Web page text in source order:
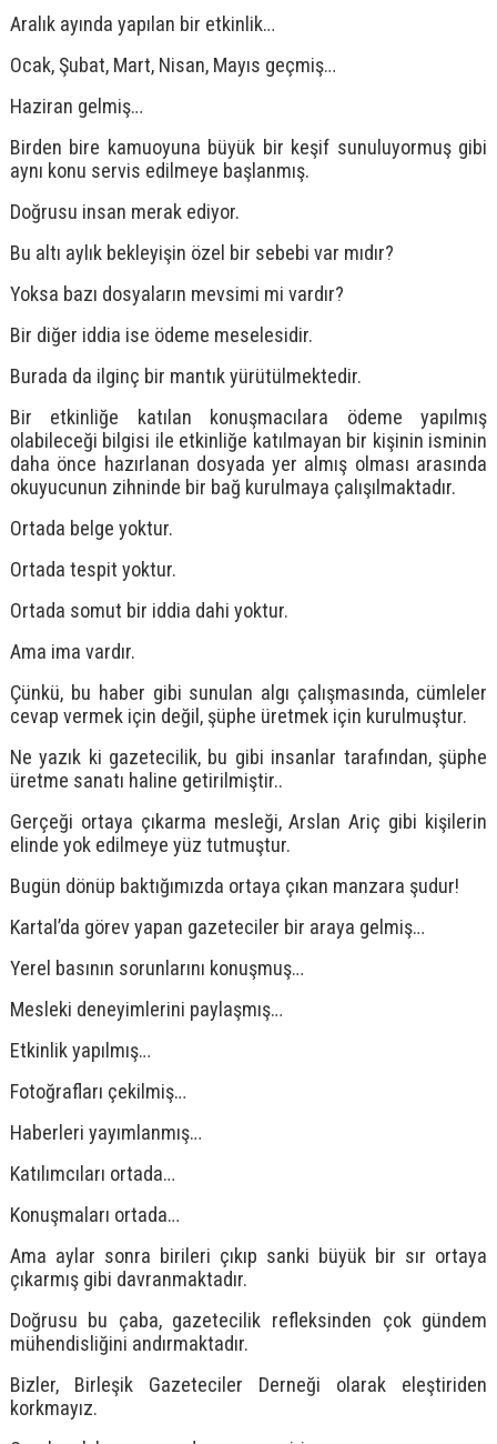
Aralık ayında yapılan bir etkinlik…
Ocak, Şubat, Mart, Nisan, Mayıs geçmiş…
Haziran gelmiş…
Birden bire kamuoyuna büyük bir keşif sunuluyormuş gibi
aynı konu servis edilmeye başlanmış.
Doğrusu insan merak ediyor.
Bu altı aylık bekleyişin özel bir sebebi var mıdır?
Yoksa bazı dosyaların mevsimi mi vardır?
Bir diğer iddia ise ödeme meselesidir.
Burada da ilginç bir mantık yürütülmektedir.
Bir etkinliğe katılan konuşmacılara ödeme yapılmış
olabileceği bilgisi ile etkinliğe katılmayan bir kişinin isminin
daha önce hazırlanan dosyada yer almış olması arasında
okuyucunun zihninde bir bağ kurulmaya çalışılmaktadır.
Ortada belge yoktur.
Ortada tespit yoktur.
Ortada somut bir iddia dahi yoktur.
Ama ima vardır.
Çünkü, bu haber gibi sunulan algı çalışmasında, cümleler
cevap vermek için değil, şüphe üretmek için kurulmuştur.
Ne yazık ki gazetecilik, bu gibi insanlar tarafından, şüphe
üretme sanatı haline getirilmiştir..
Gerçeği ortaya çıkarma mesleği, Arslan Ariç gibi kişilerin
elinde yok edilmeye yüz tutmuştur.
Bugün dönüp baktığımızda ortaya çıkan manzara şudur!
Kartal’da görev yapan gazeteciler bir araya gelmiş…
Yerel basının sorunlarını konuşmuş…
Mesleki deneyimlerini paylaşmış…
Etkinlik yapılmış…
Fotoğrafları çekilmiş…
Haberleri yayımlanmış…
Katılımcıları ortada…
Konuşmaları ortada…
Ama aylar sonra birileri çıkıp sanki büyük bir sır ortaya
çıkarmış gibi davranmaktadır.
Doğrusu bu çaba, gazetecilik refleksinden çok gündem
mühendisliğini andırmaktadır.
Bizler, Birleşik Gazeteciler Derneği olarak eleştiriden
korkmayız.